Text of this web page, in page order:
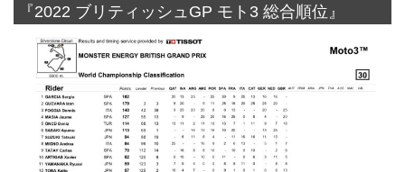
『2022 ブリティッシュGP モト3 総合順位』